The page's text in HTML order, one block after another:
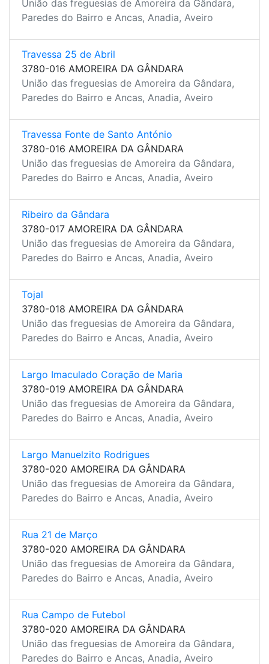
União das freguesias de Amoreira da Gândara,
Paredes do Bairro e Ancas, Anadia, Aveiro
Travessa 25 de Abril
3780-016 AMOREIRA DA GÂNDARA
União das freguesias de Amoreira da Gândara,
Paredes do Bairro e Ancas, Anadia, Aveiro
Travessa Fonte de Santo António
3780-016 AMOREIRA DA GÂNDARA
União das freguesias de Amoreira da Gândara,
Paredes do Bairro e Ancas, Anadia, Aveiro
Ribeiro da Gândara
3780-017 AMOREIRA DA GÂNDARA
União das freguesias de Amoreira da Gândara,
Paredes do Bairro e Ancas, Anadia, Aveiro
Tojal
3780-018 AMOREIRA DA GÂNDARA
União das freguesias de Amoreira da Gândara,
Paredes do Bairro e Ancas, Anadia, Aveiro
Largo Imaculado Coração de Maria
3780-019 AMOREIRA DA GÂNDARA
União das freguesias de Amoreira da Gândara,
Paredes do Bairro e Ancas, Anadia, Aveiro
Largo Manuelzito Rodrigues
3780-020 AMOREIRA DA GÂNDARA
União das freguesias de Amoreira da Gândara,
Paredes do Bairro e Ancas, Anadia, Aveiro
Rua 21 de Março
3780-020 AMOREIRA DA GÂNDARA
União das freguesias de Amoreira da Gândara,
Paredes do Bairro e Ancas, Anadia, Aveiro
Rua Campo de Futebol
3780-020 AMOREIRA DA GÂNDARA
União das freguesias de Amoreira da Gândara,
Paredes do Bairro e Ancas, Anadia, Aveiro